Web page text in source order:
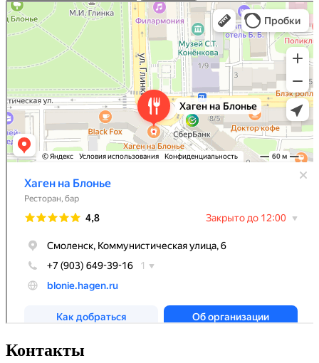
Хаген на Блонье
Ресторан в Смоленске
Контакты